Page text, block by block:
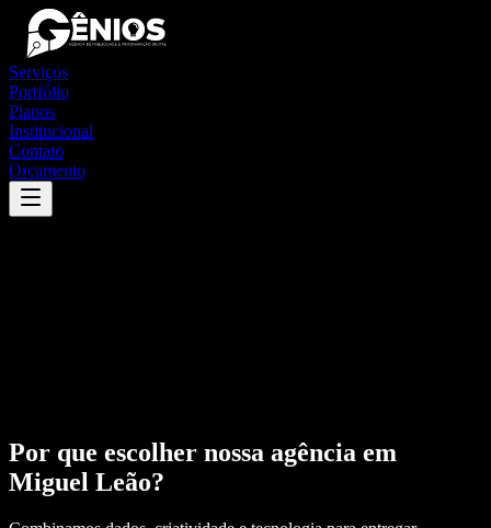
Serviços
Portfólio
Planos
Institucional
Contato
Orçamento
Por que escolher nossa agência em
Miguel Leão?